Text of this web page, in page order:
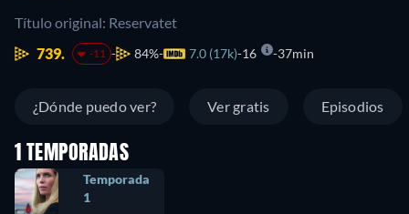
Título original: Reservatet
739.
-11 84% 7.0 (17k) 16 37min
¿Dónde puedo ver? Ver gratis Episodios
1 TEMPORADAS
Temporada
1